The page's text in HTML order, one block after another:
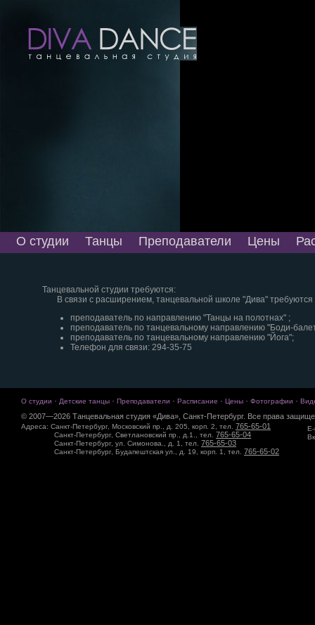
О студии Танцы Преподаватели Цены
Танцевальной студии требуются:
В связи с расширением, танцевальной школе "Дива" требуются
преподаватель по направлению "Танцы на полотнах" ;
преподаватель по танцевальному направлению "Боди-
преподаватель по танцевальному направлению "Йога";
Телефон для связи: 294-35-75
О студии · Детские танцы · Преподаватели · Расписание · Цены · Фотографии ·
© 2007—2026 Танцевальная студия «Дива», Санкт-Петербург. Все права
Адреса: Санкт-Петербург, Московский пр., д. 205, корп. 2, тел. 765-65-01
Санкт-Петербург, Светлановский пр., д.1., тел. 765-65-04
Санкт-Петербург, ул. Симонова., д. 1, тел. 765-65-03
Санкт-Петербург, Будапештская ул., д. 19, корп. 1, тел. 765-65-02